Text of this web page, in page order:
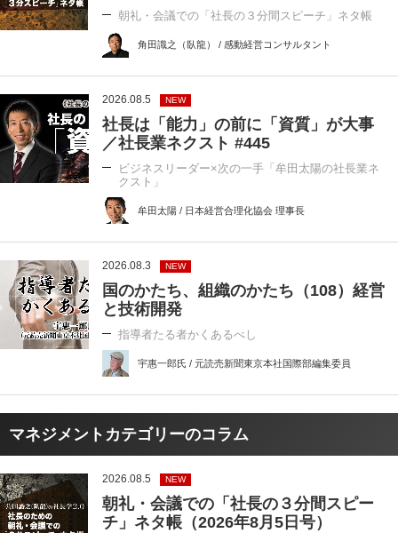
朝礼・会議での「社長の３分間スピーチ」ネタ帳
角田識之（臥龍） / 感動経営コンサルタント
2026.08.5 NEW
社長は「能力」の前に「資質」が大事
／社長業ネクスト #445
ビジネスリーダー×次の一手「牟田太陽の社長業ネ
クスト」
牟田太陽 / 日本経営合理化協会 理事長
2026.08.3 NEW
国のかたち、組織のかたち（108）経営
と技術開発
指導者たる者かくあるべし
宇惠一郎氏 / 元読売新聞東京本社国際部編集委員
マネジメントカテゴリーのコラム
2026.08.5 NEW
朝礼・会議での「社長の３分間スピー
チ」ネタ帳（2026年8月5日号）